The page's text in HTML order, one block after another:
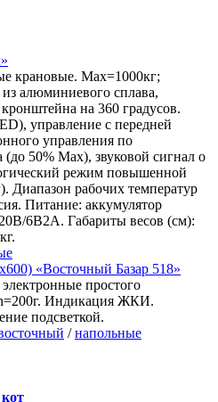
крановые. Мах=1000кг;
алюминиевого сплава,
на 360 градусов.
управление с передней
управления по
50% Мах), звуковой сигнал о
режим повышенной
Диапазон рабочих температур
Питание: аккумулятор
6В2А. Габариты весов (см):
«Восточный Базар 518»
простого
Индикация ЖКИ.
подсветкой.
/напольные